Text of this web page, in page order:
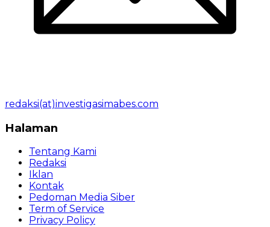
redaksi(at)investigasimabes.com
Halaman
Tentang Kami
Redaksi
Iklan
Kontak
Pedoman Media Siber
Term of Service
Privacy Policy